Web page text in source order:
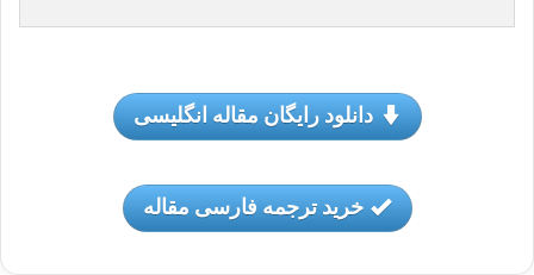
دانلود رایگان مقاله انگلیسی
خرید ترجمه فارسی مقاله